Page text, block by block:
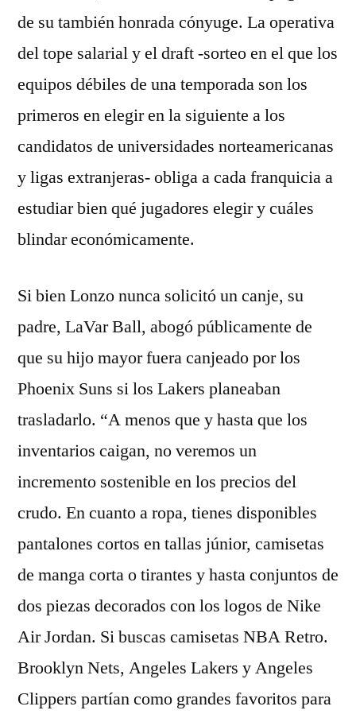
de su también honrada cónyuge. La operativa
del tope salarial y el draft -sorteo en el que los
equipos débiles de una temporada son los
primeros en elegir en la siguiente a los
candidatos de universidades norteamericanas
y ligas extranjeras- obliga a cada franquicia a
estudiar bien qué jugadores elegir y cuáles
blindar económicamente.
Si bien Lonzo nunca solicitó un canje, su
padre, LaVar Ball, abogó públicamente de
que su hijo mayor fuera canjeado por los
Phoenix Suns si los Lakers planeaban
trasladarlo. “A menos que y hasta que los
inventarios caigan, no veremos un
incremento sostenible en los precios del
crudo. En cuanto a ropa, tienes disponibles
pantalones cortos en tallas júnior, camisetas
de manga corta o tirantes y hasta conjuntos de
dos piezas decorados con los logos de Nike
Air Jordan. Si buscas camisetas NBA Retro.
Brooklyn Nets, Angeles Lakers y Angeles
Clippers partían como grandes favoritos para